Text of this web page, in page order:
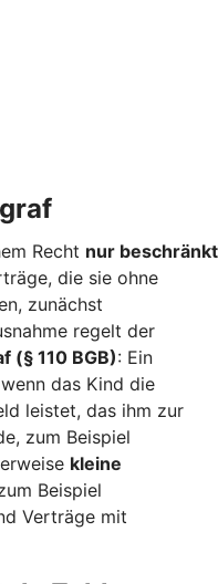
Recht nur beschränkt
die sie ohne
zunächst
regelt der
(§ 110 BGB): Ein
das Kind die
leistet, das ihm zur
zum Beispiel
kleine
Beispiel
Verträge mit